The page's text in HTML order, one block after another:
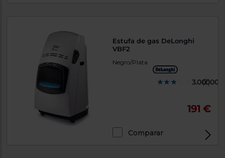
Estufa de gas DeLonghi
VBF2
Negro/Plata
(2)
191 €
Comparar